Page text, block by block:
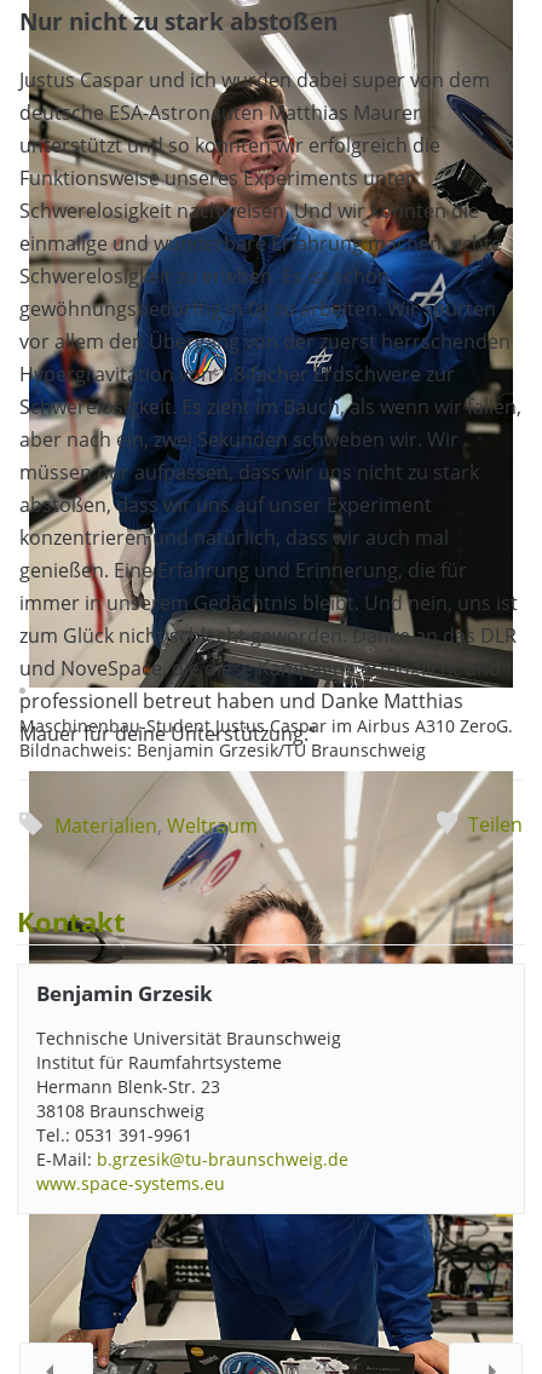
Maschinenbau-Student Justus Caspar im Airbus A310 ZeroG.
Bildnachweis: Benjamin Grzesik/TU Braunschweig
Nur nicht zu stark abstoßen
Justus Caspar und ich wurden dabei super von dem
deutsche ESA-Astronauten Matthias Maurer
unterstützt und so konnten wir erfolgreich die
Funktionsweise unseres Experiments unter
Schwerelosigkeit nachweisen. Und wir konnten die
einmalige und wunderbare Erfahrung machen, echte
Schwerelosigkeit zu erleben. Es ist schon
gewöhnungsbedürftig in 0g zu arbeiten. Wir spürten
vor allem den Übergang von der zuerst herrschenden
Hypergravitation von 1.8-facher Erdschwere zur
Schwerelosigkeit. Es zieht im Bauch, als wenn wir fallen,
aber nach ein, zwei Sekunden schweben wir. Wir
müssen nur aufpassen, dass wir uns nicht zu stark
abstoßen, dass wir uns auf unser Experiment
konzentrieren und natürlich, dass wir auch mal
genießen. Eine Erfahrung und Erinnerung, die für
immer in unserem Gedächtnis bleibt. Und nein, uns ist
zum Glück nicht schlecht geworden. Danke an das DLR
und NoveSpace, die diese Kampagne ermöglicht und
professionell betreut haben und Danke Matthias
Mauer für deine Unterstützung.“
Materialien, Weltraum Teilen
Kontakt
Benjamin Grzesik
Technische Universität Braunschweig
Institut für Raumfahrtsysteme
Hermann Blenk-Str. 23
38108 Braunschweig
Tel.: 0531 391-9961
E-Mail: b.grzesik@tu-braunschweig.de
www.space-systems.eu